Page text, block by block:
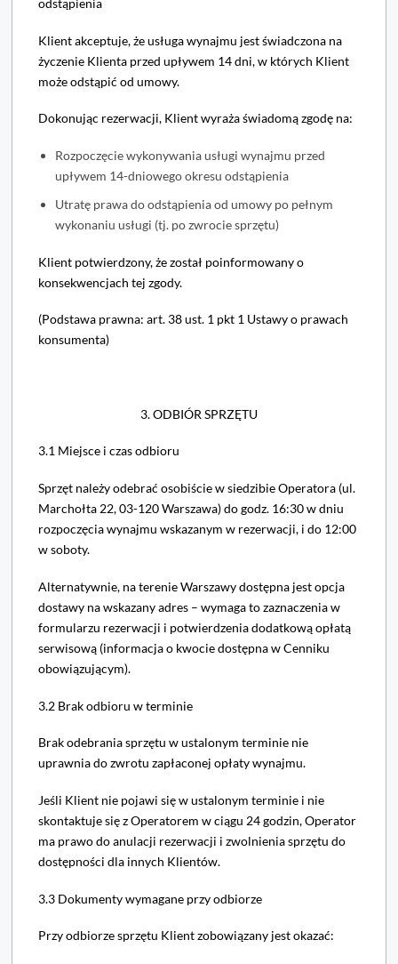
odstąpienia
Klient akceptuje, że usługa wynajmu jest świadczona na
życzenie Klienta przed upływem 14 dni, w których Klient
może odstąpić od umowy.
Dokonując rezerwacji, Klient wyraża świadomą zgodę na:
Rozpoczęcie wykonywania usługi wynajmu przed
upływem 14-dniowego okresu odstąpienia
Utratę prawa do odstąpienia od umowy po pełnym
wykonaniu usługi (tj. po zwrocie sprzętu)
Klient potwierdzony, że został poinformowany o
konsekwencjach tej zgody.
(Podstawa prawna: art. 38 ust. 1 pkt 1 Ustawy o prawach
konsumenta)
3. ODBIÓR SPRZĘTU
3.1 Miejsce i czas odbioru
Sprzęt należy odebrać osobiście w siedzibie Operatora (ul.
Marchołta 22, 03-120 Warszawa) do godz. 16:30 w dniu
rozpoczęcia wynajmu wskazanym w rezerwacji, i do 12:00
w soboty.
Alternatywnie, na terenie Warszawy dostępna jest opcja
dostawy na wskazany adres – wymaga to zaznaczenia w
formularzu rezerwacji i potwierdzenia dodatkową opłatą
serwisową (informacja o kwocie dostępna w Cenniku
obowiązującym).
3.2 Brak odbioru w terminie
Brak odebrania sprzętu w ustalonym terminie nie
uprawnia do zwrotu zapłaconej opłaty wynajmu.
Jeśli Klient nie pojawi się w ustalonym terminie i nie
skontaktuje się z Operatorem w ciągu 24 godzin, Operator
ma prawo do anulacji rezerwacji i zwolnienia sprzętu do
dostępności dla innych Klientów.
3.3 Dokumenty wymagane przy odbiorze
Przy odbiorze sprzętu Klient zobowiązany jest okazać: